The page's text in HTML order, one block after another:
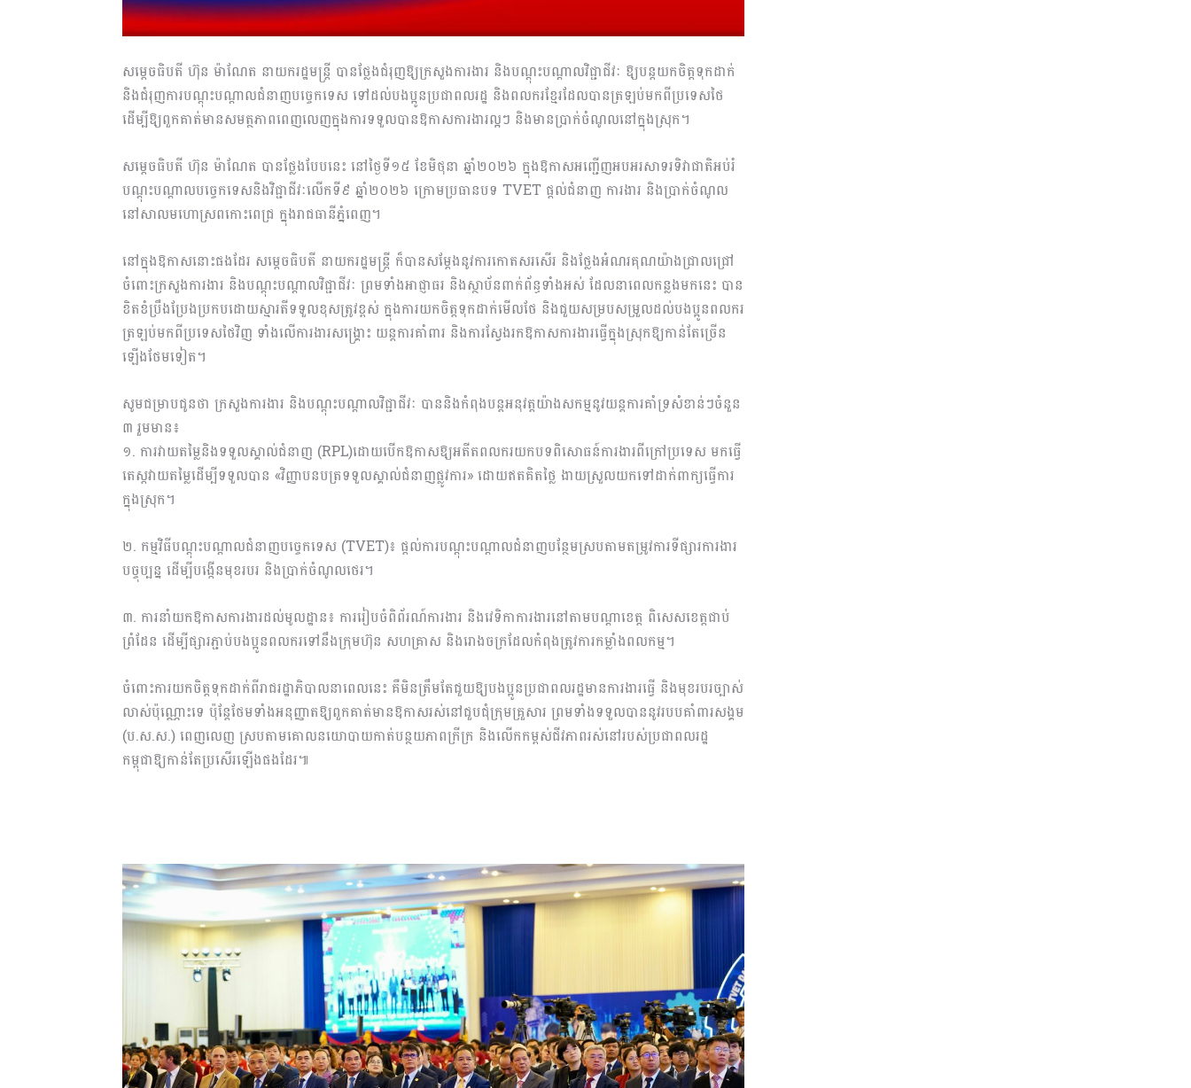
សម្ដេចធិបតី ហ៊ុន ម៉ាណែត នាយករដ្ឋមន្ត្រី បានថ្លែងជំរុញឱ្យក្រសួងការងារ និងបណ្ដុះបណ្ដាលវិជ្ជាជីវៈ ឱ្យបន្តយកចិត្តទុកដាក់
និងជំរុញការបណ្ដុះបណ្ដាលជំនាញបច្ចេកទេស ទៅដល់បងប្អូនប្រជាពលរដ្ឋ និងពលករខ្មែរដែលបានត្រឡប់មកពីប្រទេសថៃ
ដើម្បីឱ្យពួកគាត់មានសមត្ថភាពពេញលេញក្នុងការទទួលបានឱកាសការងារល្អៗ និងមានប្រាក់ចំណូលនៅក្នុងស្រុក។
សម្ដេចធិបតី ហ៊ុន ម៉ាណែត បានថ្លែងបែបនេះ នៅថ្ងៃទី១៥ ខែមិថុនា ឆ្នាំ២០២៦ ក្នុងឱកាសអញ្ជើញអបអរសាទរទិវាជាតិអប់រំ
បណ្តុះបណ្តាលបច្ចេកទេសនិងវិជ្ជាជីវៈលើកទី៩ ឆ្នាំ២០២៦ ក្រោមប្រធានបទ TVET ផ្តល់ជំនាញ ការងារ និងប្រាក់ចំណូល
នៅសាលមហោស្រពកោះពេជ្រ ក្នុងរាជធានីភ្នំពេញ។
នៅក្នុងឱកាសនោះផងដែរ សម្ដេចធិបតី នាយករដ្ឋមន្ត្រី ក៏បានសម្ដែងនូវការកោតសរសើរ និងថ្លែងអំណរគុណយ៉ាងជ្រាលជ្រៅ
ចំពោះក្រសួងការងារ និងបណ្ដុះបណ្ដាលវិជ្ជាជីវៈ ព្រមទាំងអាជ្ញាធរ និងស្ថាប័នពាក់ព័ន្ធទាំងអស់ ដែលនាពេលកន្លងមកនេះ បាន
ខិតខំប្រឹងប្រែងប្រកបដោយស្មារតីទទួលខុសត្រូវខ្ពស់ ក្នុងការយកចិត្តទុកដាក់មើលថែ និងជួយសម្របសម្រួលដល់បងប្អូនពលករ
ត្រឡប់មកពីប្រទេសថៃវិញ ទាំងលើការងារសង្គ្រោះ យន្តការគាំពារ និងការស្វែងរកឱកាសការងារធ្វើក្នុងស្រុកឱ្យកាន់តែច្រើន
ឡើងថែមទៀត។
សូមជម្រាបជូនថា ក្រសួងការងារ និងបណ្ដុះបណ្ដាលវិជ្ជាជីវៈ បាននិងកំពុងបន្តអនុវត្តយ៉ាងសកម្មនូវយន្តការគាំទ្រសំខាន់ៗចំនួន
៣ រួមមាន៖
១. ការវាយតម្លៃនិងទទួលស្គាល់ជំនាញ (RPL)ដោយបើកឱកាសឱ្យអតីតពលករយកបទពិសោធន៍ការងារពីក្រៅប្រទេស មកធ្វើ
តេស្តវាយតម្លៃដើម្បីទទួលបាន «វិញ្ញាបនបត្រទទួលស្គាល់ជំនាញផ្លូវការ» ដោយឥតគិតថ្លៃ ងាយស្រួលយកទៅដាក់ពាក្យធ្វើការ
ក្នុងស្រុក។
២. កម្មវិធីបណ្ដុះបណ្ដាលជំនាញបច្ចេកទេស (TVET)៖ ផ្ដល់ការបណ្ដុះបណ្ដាលជំនាញបន្ថែមស្របតាមតម្រូវការទីផ្សារការងារ
បច្ចុប្បន្ន ដើម្បីបង្កើនមុខរបរ និងប្រាក់ចំណូលថេរ។
៣. ការនាំយកឱកាសការងារដល់មូលដ្ឋាន៖ ការរៀបចំពិព័រណ៍ការងារ និងវេទិកាការងារនៅតាមបណ្ដាខេត្ត ពិសេសខេត្តជាប់
ព្រំដែន ដើម្បីផ្សារភ្ជាប់បងប្អូនពលករទៅនឹងក្រុមហ៊ុន សហគ្រាស និងរោងចក្រដែលកំពុងត្រូវការកម្លាំងពលកម្ម។
ចំពោះការយកចិត្តទុកដាក់ពីរាជរដ្ឋាភិបាលនាពេលនេះ គឺមិនត្រឹមតែជួយឱ្យបងប្អូនប្រជាពលរដ្ឋមានការងារធ្វើ និងមុខរបរច្បាស់
លាស់ប៉ុណ្ណោះទេ ប៉ុន្តែថែមទាំងអនុញ្ញាតឱ្យពួកគាត់មានឱកាសរស់នៅជួបជុំក្រុមគ្រួសារ ព្រមទាំងទទួលបាននូវរបបគាំពារសង្គម
(ប.ស.ស.) ពេញលេញ ស្របតាមគោលនយោបាយកាត់បន្ថយភាពក្រីក្រ និងលើកកម្ពស់ជីវភាពរស់នៅរបស់ប្រជាពលរដ្ឋ
កម្ពុជាឱ្យកាន់តែប្រសើរឡើងផងដែរ៕